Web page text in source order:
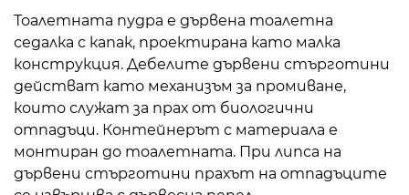
Тоалетната пудра е дървена тоалетна
седалка с капак, проектирана като малка
конструкция. Дебелите дървени стърготини
действат като механизъм за промиване,
които служат за прах от биологични
отпадъци. Контейнерът с материала е
монтиран до тоалетната. При липса на
дървени стърготини прахът на отпадъците